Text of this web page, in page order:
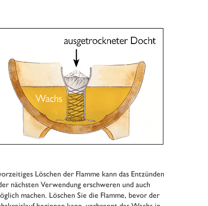
Löschen der Flamme kann das Entzünden
nächsten Verwendung erschweren und auch
machen. Löschen Sie die Flamme, bevor der